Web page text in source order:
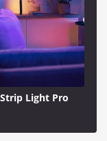
Light Pro